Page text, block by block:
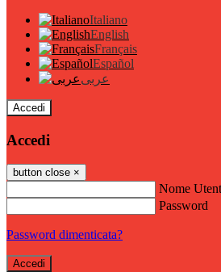
Italiano
English
Français
Español
عربى
Accedi
Accedi
button close ×
Nome
Password
Password dimenticata?